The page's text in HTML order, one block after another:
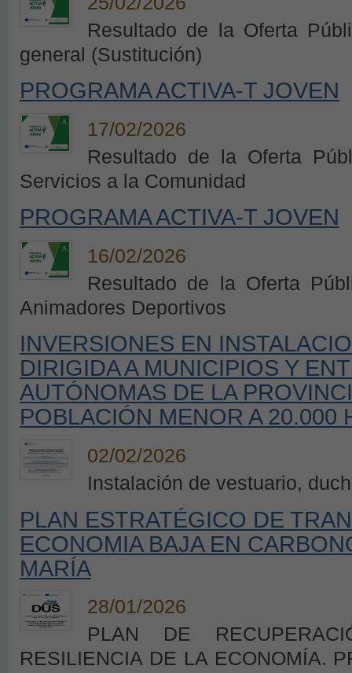
Resultado de la Oferta
general (Sustitución)
PROGRAMA ACTIVA-T JOVEN
17/02/2026
Resultado de la Oferta
Servicios a la Comunidad
PROGRAMA ACTIVA-T JOVEN
16/02/2026
Resultado de la Oferta
Animadores Deportivos
INVERSIONES EN
DIRIGIDA A MUNICIPIOS Y
AUTÓNOMAS DE LA
POBLACIÓN MENOR A 20.000
02/02/2026
Instalación de vestuario,
PLAN ESTRATÉGICO DE
ECONOMIA BAJA EN
MARÍA
28/01/2026
PLAN DE
RESILIENCIA DE LA ECONOMÍA.